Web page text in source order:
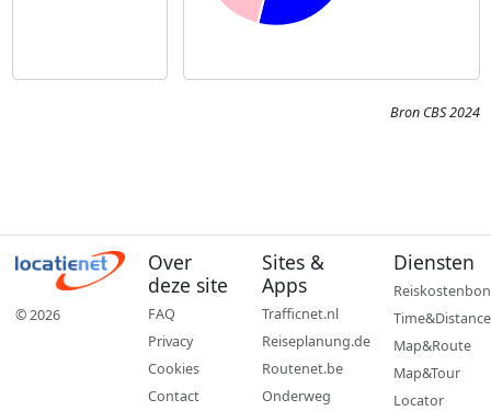
Bron CBS 2024
© 2026
Over
deze site
FAQ
Privacy
Cookies
Contact
Sites &
Apps
Trafficnet.nl
Reiseplanung.de
Routenet.be
Onderweg
Diensten
Reiskostenbon
Time&Distance
Map&Route
Map&Tour
Locator